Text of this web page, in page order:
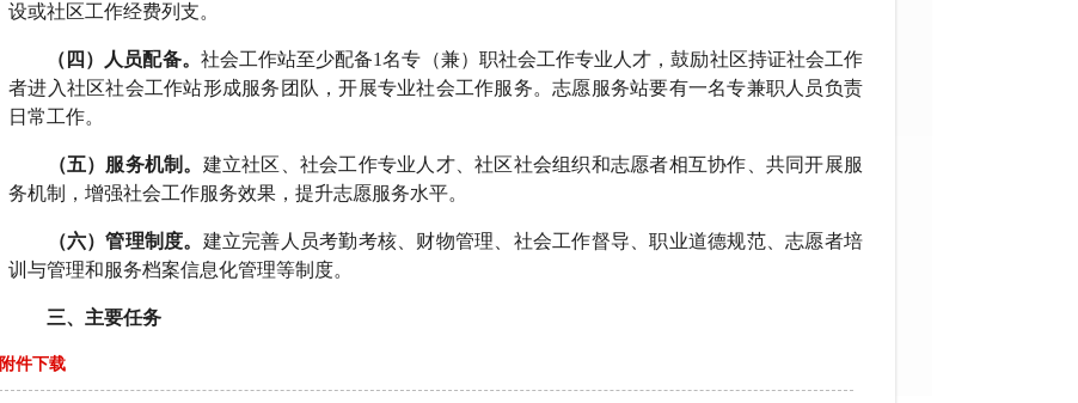
设或社区工作经费列支。
（四）人员配备。 社会工作站至少配备1名专（兼）职社会工作专业人才，鼓励社区持证社会工作
者进入社区社会工作站形成服务团队，开展专业社会工作服务。志愿服务站要有一名专兼职人员负责
日常工作。
（五）服务机制。 建立社区、社会工作专业人才、社区社会组织和志愿者相互协作、共同开展服
务机制，增强社会工作服务效果，提升志愿服务水平。
（六）管理制度。 建立完善人员考勤考核、财物管理、社会工作督导、职业道德规范、志愿者培
训与管理和服务档案信息化管理等制度。
三、主要任务
（一）开展专业社会工作服务。
人、“三留守”人员和低收入家庭开展生活帮扶、精神减压、心理疏导、安全教育、关系调适、社区矫
附件下载